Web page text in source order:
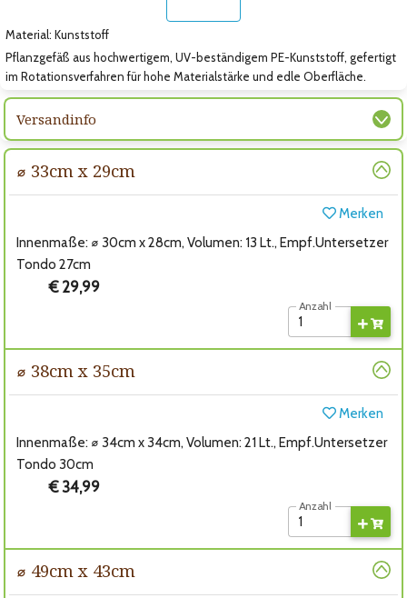
Material: Kunststoff
Pflanzgefäß aus hochwertigem, UV-beständigem PE-Kunststoff, gefertigt
im Rotationsverfahren für hohe Materialstärke und edle Oberfläche.
Versandinfo
⌀ 33cm x 29cm
Merken
Innenmaße: ⌀ 30cm x 28cm, Volumen: 13 Lt., Empf.Untersetzer
Tondo 27cm
€ 29,99
Anzahl
⌀ 38cm x 35cm
Merken
Innenmaße: ⌀ 34cm x 34cm, Volumen: 21 Lt., Empf.Untersetzer
Tondo 30cm
€ 34,99
Anzahl
⌀ 49cm x 43cm